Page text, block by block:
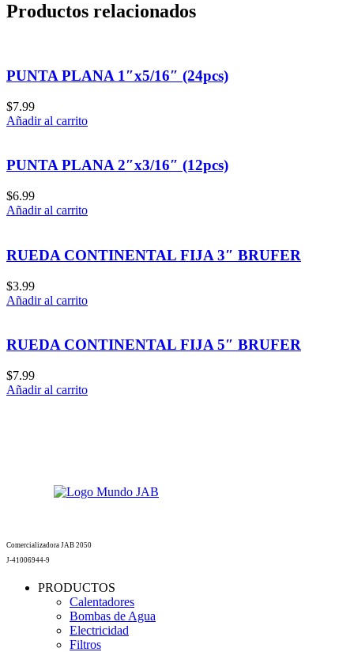
Productos relacionados
PUNTA PLANA 1″x5/16″ (24pcs)
$7.99
Añadir al carrito
PUNTA PLANA 2″x3/16″ (12pcs)
$6.99
Añadir al carrito
RUEDA CONTINENTAL FIJA 3″ BRUFER
$3.99
Añadir al carrito
RUEDA CONTINENTAL FIJA 5″ BRUFER
$7.99
Añadir al carrito
Comercializadora JAB 2050
J-41006944-9
PRODUCTOS
Calentadores
Bombas de Agua
Electricidad
Filtros